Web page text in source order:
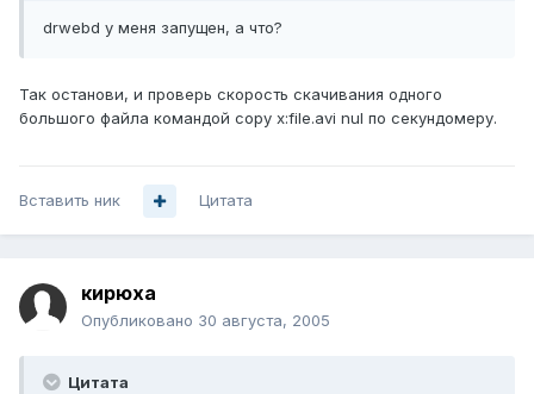
drwebd у меня запущен, а что?
Так останови, и проверь скорость скачивания одного
большого файла командой copy x:file.avi nul по секундомеру.
Вставить ник Цитата
кирюха
Опубликовано 30 августа, 2005
Цитата